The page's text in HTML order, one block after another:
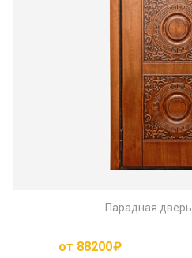
Парадная дверь
от 88200₽